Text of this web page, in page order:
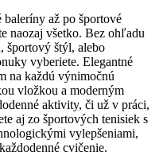
až po športové
naozaj všetko. Bez ohľadu
športový štýl, alebo
vyberiete. Elegantné
na každú výnimočnú
vložkou a moderným
aktivity, či už v práci,
aj zo športových tenisiek s
vylepšeniami,
cvičenie.